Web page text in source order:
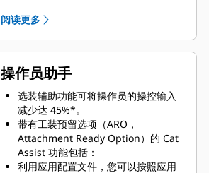
铲刀的尺寸与机器适配，助您以更少
的趟数完成作业。
高架链轮改善了驾驶和平衡，并提高
了穿透力。
标配加长型底盘系统，机器后部配备
更多履带，以实现出色的推土性能。
为您的推土机在出厂时加装选件，以
轻松应对槽沟推土、裂土等任务。
阅读更多
操作员助手
选装辅助功能可将操作员的操控输入
减少达 45%*。
带有工装预留选项（ARO，
Attachment Ready Option）的 Cat
Assist 功能包括：
利用应用配置文件，您可以按照应用